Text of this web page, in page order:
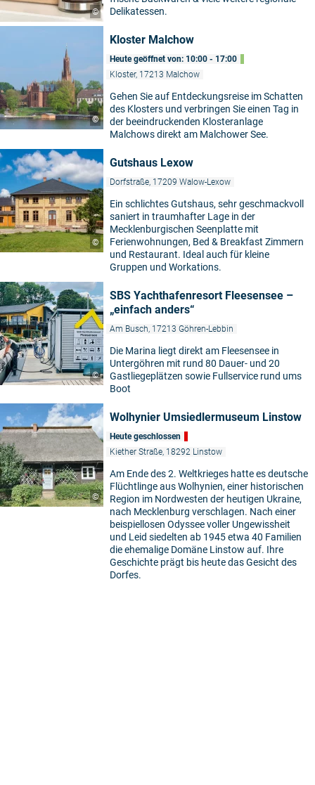
©
Delikatessen.
©
Kloster Malchow
Heute geöffnet von: 10:00 - 17:00
Kloster, 17213 Malchow
Gehen Sie auf Entdeckungsreise im Schatten
des Klosters und verbringen Sie einen Tag in
der beeindruckenden Klosteranlage
Malchows direkt am Malchower See.
©
Gutshaus Lexow
Dorfstraße, 17209 Walow-Lexow
Ein schlichtes Gutshaus, sehr geschmackvoll
saniert in traumhafter Lage in der
Mecklenburgischen Seenplatte mit
Ferienwohnungen, Bed & Breakfast Zimmern
und Restaurant. Ideal auch für kleine
Gruppen und Workations.
©
SBS Yachthafenresort Fleesensee –
„einfach anders“
Am Busch, 17213 Göhren-Lebbin
Die Marina liegt direkt am Fleesensee in
Untergöhren mit rund 80 Dauer- und 20
Gastliegeplätzen sowie Fullservice rund ums
Boot
©
Wolhynier Umsiedlermuseum Linstow
Heute geschlossen
Kiether Straße, 18292 Linstow
Am Ende des 2. Weltkrieges hatte es deutsche
Flüchtlinge aus Wolhynien, einer historischen
Region im Nordwesten der heutigen Ukraine,
nach Mecklenburg verschlagen. Nach einer
beispiellosen Odyssee voller Ungewissheit
und Leid siedelten ab 1945 etwa 40 Familien
die ehemalige Domäne Linstow auf. Ihre
Geschichte prägt bis heute das Gesicht des
Dorfes.